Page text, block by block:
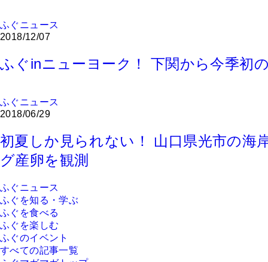
ふぐニュース
2018/12/07
ふぐinニューヨーク！ 下関から今季初
ふぐニュース
2018/06/29
初夏しか見られない！ 山口県光市の海
グ産卵を観測
ふぐニュース
ふぐを知る・学ぶ
ふぐを食べる
ふぐを楽しむ
ふぐのイベント
すべての記事一覧